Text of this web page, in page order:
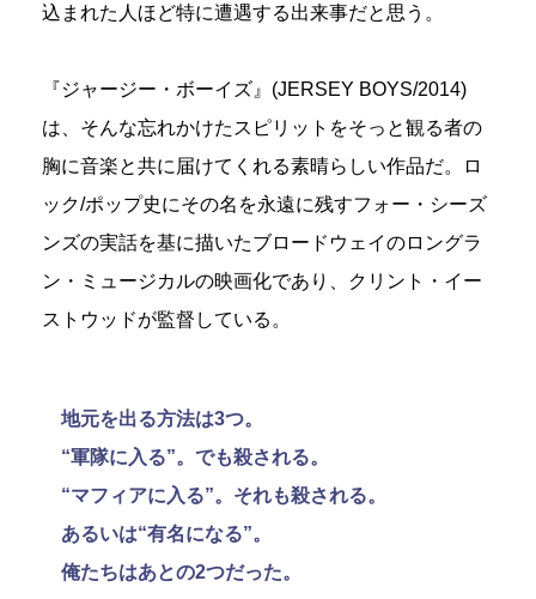
込まれた人ほど特に遭遇する出来事だと思う。
『ジャージー・ボーイズ』(JERSEY BOYS/2014)
は、そんな忘れかけたスピリットをそっと観る者の
胸に音楽と共に届けてくれる素晴らしい作品だ。ロ
ック/ポップ史にその名を永遠に残すフォー・シーズ
ンズの実話を基に描いたブロードウェイのロングラ
ン・ミュージカルの映画化であり、クリント・イー
ストウッドが監督している。
地元を出る方法は3つ。
“軍隊に入る”。でも殺される。
“マフィアに入る”。それも殺される。
あるいは“有名になる”。
俺たちはあとの2つだった。